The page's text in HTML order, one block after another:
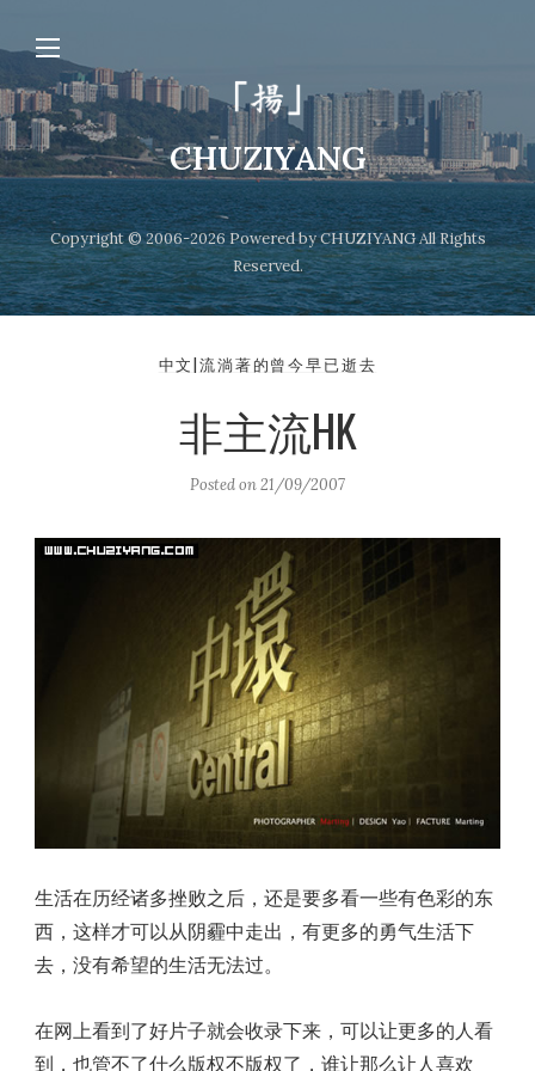
CHUZIYANG
Copyright © 2006-2026 Powered by CHUZIYANG All Rights
Reserved.
中文|流淌著的曾今早已逝去
非主流HK
Posted on21/09/2007
生活在历经诸多挫败之后，还是要多看一些有色彩的东
西，这样才可以从阴霾中走出，有更多的勇气生活下
去，没有希望的生活无法过。
在网上看到了好片子就会收录下来，可以让更多的人看
到，也管不了什么版权不版权了，谁让那么让人喜欢